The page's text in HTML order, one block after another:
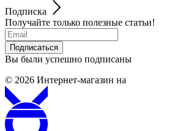
Подписка
Получайте только полезные статьи!
Подписаться
Вы были успешно подписаны
© 2026 Интернет-магазин на